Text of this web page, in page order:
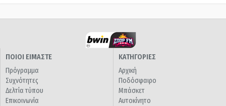
ΠΟΙΟΙ ΕΙΜΑΣΤΕ
Πρόγραμμα
Συχνότητες
Δελτία τύπου
Επικοινωνία
ΚΑΤΗΓΟΡΙΕΣ
Αρχική
Ποδόσφαιρο
Μπάσκετ
Αυτοκίνητο